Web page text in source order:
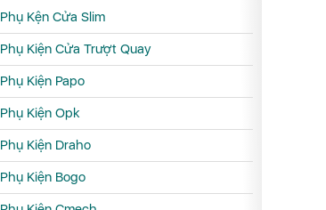
Phụ Kện Cửa Slim
Phụ Kiện Cửa Trượt Quay
Phụ Kiện Papo
Phụ Kiện Opk
Phụ Kiện Draho
Phụ Kiện Bogo